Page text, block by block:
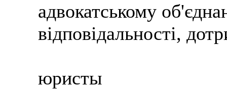
адвокатському
відповідальності,
юристы